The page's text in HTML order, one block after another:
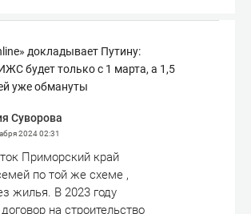
докладывает Путину:
будет только с 1 марта, а 1,5
уже обмануты
Суворова
202402:31
Приморский край
по той же схеме ,
жилья. В 2023 году
на строительство